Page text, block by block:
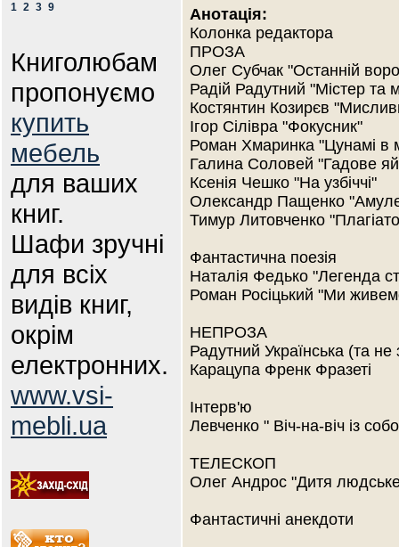
1 2 3 9
Книголюбам
пропонуємо
купить
мебель
для ваших
книг.
Шафи зручні
для всіх
видів книг,
окрім
електронних.
www.vsi-
mebli.ua
Анотація:
Колонка редактора
ПРОЗА
Олег Субчак "Останній
Радій Радутний "Містер та
Костянтин Козирєв
Ігор Сілівра "Фокусник"
Роман Хмаринка "Цунамі в
Галина Соловей "Гадове
Ксенія Чешко "На узбіччі"
Олександр Пащенко
Тимур Литовченко
Фантастична поезія
Наталія Федько "Легенда
Роман Росіцький "Ми
НЕПРОЗА
Радутний Українська (та не
Карацупа Френк Фразеті
Інтерв'ю
Левченко " Віч-на-віч із
ТЕЛЕСКОП
Олег Андрос "Дитя
Фантастичні анекдоти